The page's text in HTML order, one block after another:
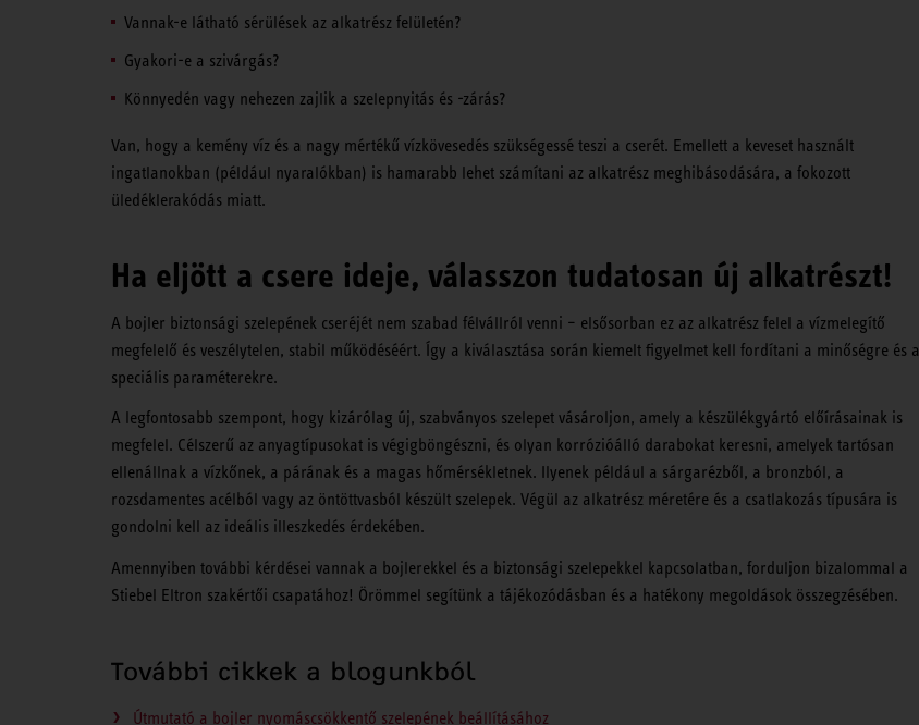
Vannak-e látható sérülések az alkatrész felületén?
Gyakori-e a szivárgás?
Könnyedén vagy nehezen zajlik a szelepnyitás és -zárás?
Van, hogy a kemény víz és a nagy mértékű vízkövesedés szükségessé teszi a cserét. Emellett a keveset használt
ingatlanokban (például nyaralókban) is hamarabb lehet számítani az alkatrész meghibásodására, a fokozott
üledéklerakódás miatt.
Ha eljött a csere ideje, válasszon tudatosan új alkatrészt!
A bojler biztonsági szelepének cseréjét nem szabad félvállról venni – elsősorban ez az alkatrész felel a vízmelegítő
megfelelő és veszélytelen, stabil működéséért. Így a kiválasztása során kiemelt figyelmet kell fordítani a minőségre és a
speciális paraméterekre.
A legfontosabb szempont, hogy kizárólag új, szabványos szelepet vásároljon, amely a készülékgyártó előírásainak is
megfelel. Célszerű az anyagtípusokat is végigböngészni, és olyan korrózióálló darabokat keresni, amelyek tartósan
ellenállnak a vízkőnek, a párának és a magas hőmérsékletnek. Ilyenek például a sárgarézből, a bronzból, a
rozsdamentes acélból vagy az öntöttvasból készült szelepek. Végül az alkatrész méretére és a csatlakozás típusára is
gondolni kell az ideális illeszkedés érdekében.
Amennyiben további kérdései vannak a bojlerekkel és a biztonsági szelepekkel kapcsolatban, forduljon bizalommal a
Stiebel Eltron szakértői csapatához! Örömmel segítünk a tájékozódásban és a hatékony megoldások összegzésében.
További cikkek a blogunkból
Útmutató a bojler nyomáscsökkentő szelepének beállításához